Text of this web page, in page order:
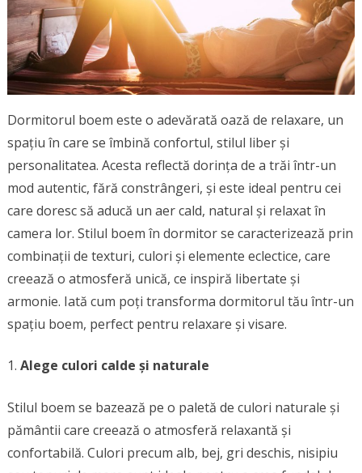
Dormitorul boem este o adevărată oază de relaxare, un
spațiu în care se îmbină confortul, stilul liber și
personalitatea. Acesta reflectă dorința de a trăi într-un
mod autentic, fără constrângeri, și este ideal pentru cei
care doresc să aducă un aer cald, natural și relaxat în
camera lor. Stilul boem în dormitor se caracterizează prin
combinații de texturi, culori și elemente eclectice, care
creează o atmosferă unică, ce inspiră libertate și
armonie. Iată cum poți transforma dormitorul tău într-un
spațiu boem, perfect pentru relaxare și visare.
Alege culori calde și naturale
Stilul boem se bazează pe o paletă de culori naturale și
pământii care creează o atmosferă relaxantă și
confortabilă. Culori precum alb, bej, gri deschis, nisipiu